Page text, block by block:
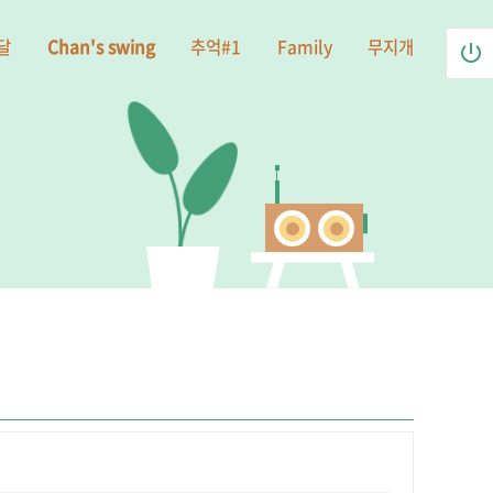
Chan's swing 추억#1 Family 무지개 power_settings_new